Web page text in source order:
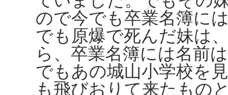
ので今でも卒業名簿に
でも原爆で死んだ妹は
ら、卒業名簿には名前
でもあの城山小学校を
も飛びおりて来たもの